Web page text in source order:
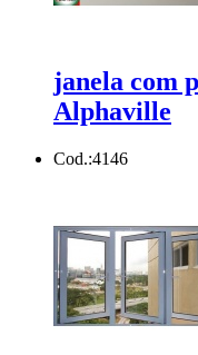
janela com
Alphaville
Cod.:4146